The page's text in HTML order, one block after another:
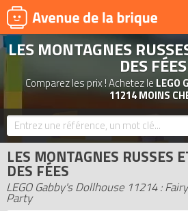
UNIVERS
PRODUITS
NOUVEAUTÉS
LEGO 2026
BONS PLANS
ASSOCIATIONS DE
LES MONTAGNES
DES FÉES
Comparez les prix ! Achetez le LEGO
11214 MOINS
LES MONTAGNES RUSSES
DES FÉES
LEGO Gabby's Dollhouse 11214 :
Party